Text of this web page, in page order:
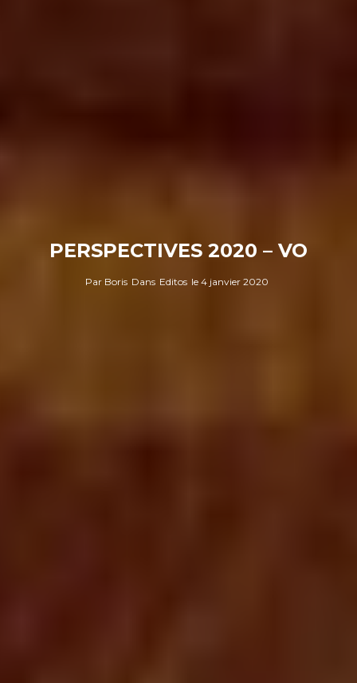
PERSPECTIVES 2020 – VO
Par Boris Dans Editos le 4 janvier 2020